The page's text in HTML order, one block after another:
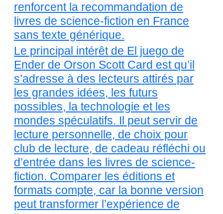
renforcent la recommandation de
livres de science-fiction en France
sans texte générique.
Le principal intérêt de El juego de
Ender de Orson Scott Card est qu’il
s’adresse à des lecteurs attirés par
les grandes idées, les futurs
possibles, la technologie et les
mondes spéculatifs. Il peut servir de
lecture personnelle, de choix pour
club de lecture, de cadeau réfléchi ou
d’entrée dans les livres de science-
fiction. Comparer les éditions et
formats compte, car la bonne version
peut transformer l’expérience de